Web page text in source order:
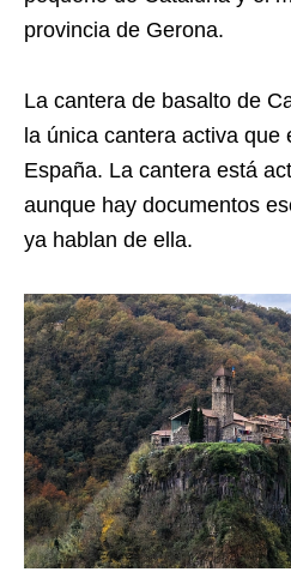
provincia de Gerona.
La cantera de basalto de
la única cantera activa que
España. La cantera está
aunque hay documentos
ya hablan de ella.